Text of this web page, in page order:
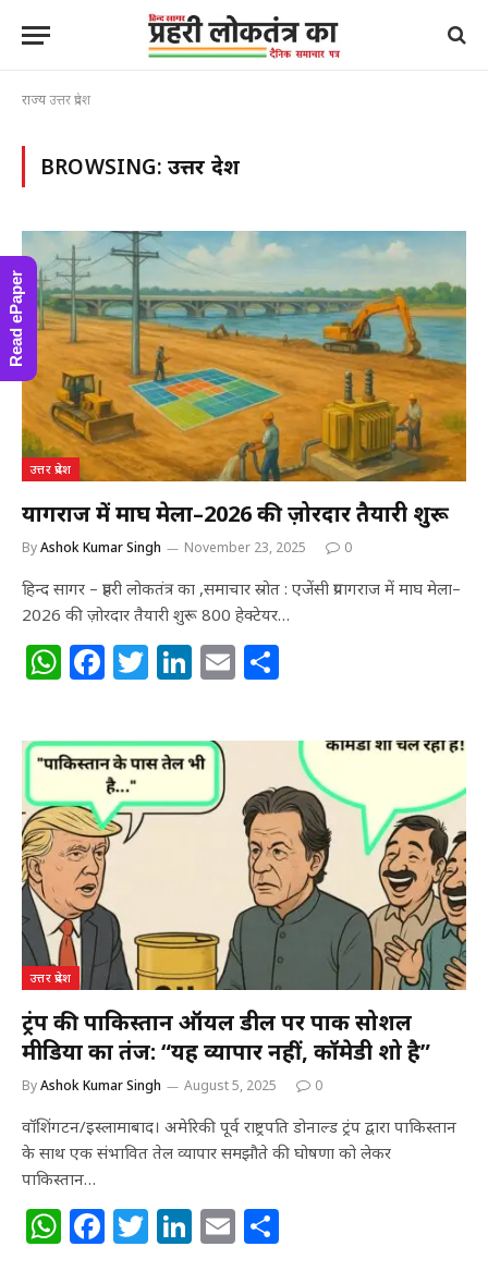
राज्यउत्तर प्रदेश
BROWSING: उत्तर प्रदेश
उत्तर प्रदेश
प्रयागराज में माघ मेला–2026 की ज़ोरदार तैयारी शुरू
ByAshok Kumar Singh November 23, 2025 0
हिन्द सागर – प्रहरी लोकतंत्र का ,समाचार स्रोत : एजेंसी प्रयागराज में माघ मेला–
2026 की ज़ोरदार तैयारी शुरू 800 हेक्टेयर…
W
h
at
s
A
p
p
F
a
c
e
b
o
o
k
T
w
itt
e
r
Li
n
k
e
dI
E
m
ai ar
e
उत्तर प्रदेश
ट्रंप की पाकिस्तान ऑयल डील पर पाक सोशल
मीडिया का तंज: “यह व्यापार नहीं, कॉमेडी शो है”
ByAshok Kumar Singh August 5, 2025 0
वॉशिंगटन/इस्लामाबाद। अमेरिकी पूर्व राष्ट्रपति डोनाल्ड ट्रंप द्वारा पाकिस्तान
के साथ एक संभावित तेल व्यापार समझौते की घोषणा को लेकर
पाकिस्तान…
W F T Li E
Read ePaper